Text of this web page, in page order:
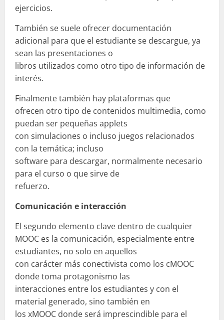
ejercicios.
También se suele ofrecer documentación
adicional para que el estudiante se descargue, ya
sean las presentaciones o
libros utilizados como otro tipo de información de
interés.
Finalmente también hay plataformas que
ofrecen otro tipo de contenidos multimedia, como
puedan ser pequeñas applets
con simulaciones o incluso juegos relacionados
con la temática; incluso
software para descargar, normalmente necesario
para el curso o que sirve de
refuerzo.
Comunicación e interacción
El segundo elemento clave dentro de cualquier
MOOC es la comunicación, especialmente entre
estudiantes, no solo en aquellos
con carácter más conectivista como los cMOOC
donde toma protagonismo las
interacciones entre los estudiantes y con el
material generado, sino también en
los xMOOC donde será imprescindible para el